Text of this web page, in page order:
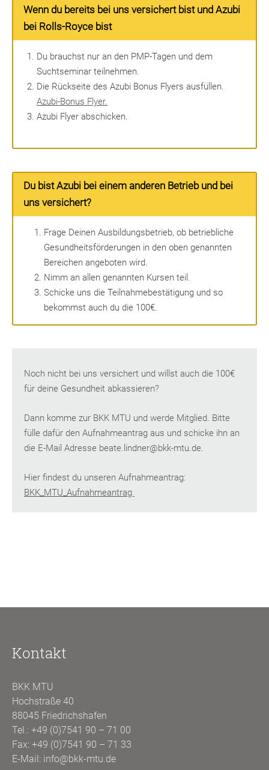
Wenn du bereits bei uns versichert bist und Azubi
bei Rolls-Royce bist
Du brauchst nur an den PMP-Tagen und dem
Suchtseminar teilnehmen.
Die Rückseite des Azubi Bonus Flyers ausfüllen.
Azubi-Bonus Flyer.
Azubi Flyer abschicken.
Du bist Azubi bei einem anderen Betrieb und bei
uns versichert?
Frage Deinen Ausbildungsbetrieb, ob betriebliche
Gesundheitsförderungen in den oben genannten
Bereichen angeboten wird.
Nimm an allen genannten Kursen teil.
Schicke uns die Teilnahmebestätigung und so
bekommst auch du die 100€.
Noch nicht bei uns versichert und willst auch die 100€
für deine Gesundheit abkassieren?
Dann komme zur BKK MTU und werde Mitglied. Bitte
fülle dafür den Aufnahmeantrag aus und schicke ihn an
die E-Mail Adresse beate.lindner@bkk-mtu.de.
Hier findest du unseren Aufnahmeantrag:
BKK_MTU_Aufnahmeantrag
Kontakt
BKK MTU
Hochstraße 40
88045 Friedrichshafen
Tel.: +49 (0)7541 90 – 71 00
Fax: +49 (0)7541 90 – 71 33
E-Mail: info@bkk-mtu.de